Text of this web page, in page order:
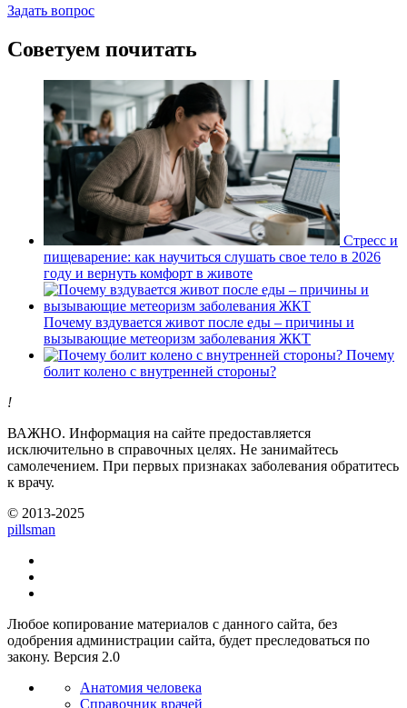
Задать вопрос
Советуем почитать
Стресс и
пищеварение: как научиться слушать свое тело в 2026
году и вернуть комфорт в животе
Почему вздувается живот после еды – причины и
вызывающие метеоризм заболевания ЖКТ
Почему
болит колено с внутренней стороны?
!
ВАЖНО. Информация на сайте предоставляется
исключительно в справочных целях. Не занимайтесь
самолечением. При первых признаках заболевания обратитесь
к врачу.
© 2013-2025
pillsman
Любое копирование материалов с данного сайта, без
одобрения администрации сайта, будет преследоваться по
закону. Версия 2.0
Анатомия человека
Справочник врачей